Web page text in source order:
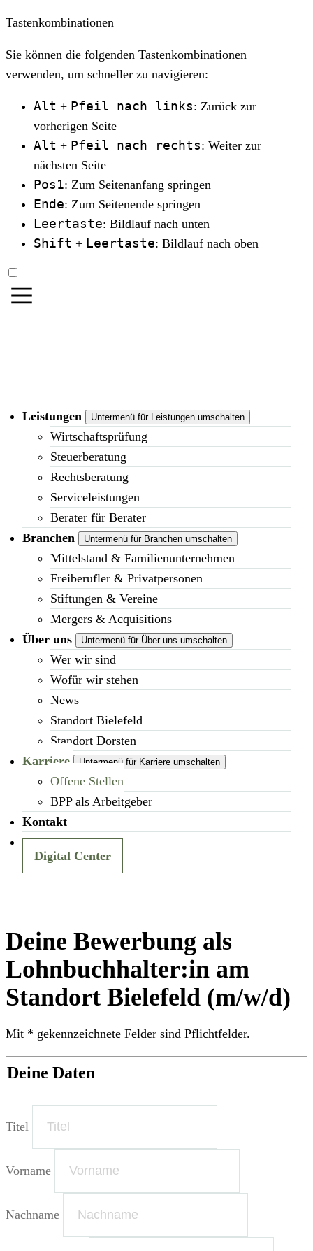
Tastenkombinationen
Sie können die folgenden Tastenkombinationen
verwenden, um schneller zu navigieren:
Alt + Pfeil nach links: Zurück zur
vorherigen Seite
Alt + Pfeil nach rechts: Weiter zur
nächsten Seite
Pos1: Zum Seitenanfang springen
Ende: Zum Seitenende springen
Leertaste: Bildlauf nach unten
Shift + Leertaste: Bildlauf nach oben
Leistungen Untermenü für Leistungen umschalten
Wirtschaftsprüfung
Steuerberatung
Rechtsberatung
Serviceleistungen
Berater für Berater
Branchen
Untermenü für Branchen umschalten
Mittelstand & Familienunternehmen
Freiberufler & Privatpersonen
Stiftungen & Vereine
Mergers & Acquisitions
Über uns
Untermenü für Über uns umschalten
Wer wir sind
Wofür wir stehen
News
Standort Bielefeld
Standort Dorsten
Karriere
Untermenü für Karriere umschalten
Offene Stellen
BPP als Arbeitgeber
Kontakt
Digital Center
Deine Bewerbung als
Lohnbuchhalter:in am
Standort Bielefeld (m/w/d)
Mit * gekennzeichnete Felder sind Pflichtfelder.
Deine Daten
Titel
Vorname
Nachname